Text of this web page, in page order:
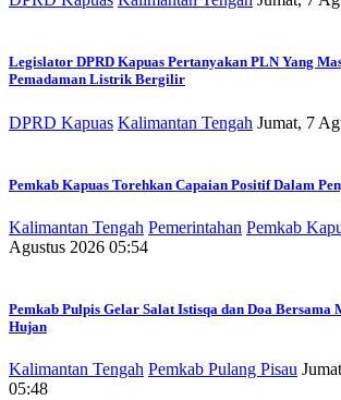
Legislator DPRD Kapuas Pertanyakan PLN Yang
Pemadaman Listrik Bergilir
DPRD Kapuas Kalimantan Tengah Jumat, 7
Pemkab Kapuas Torehkan Capaian Positif Dalam
Kalimantan Tengah Pemerintahan Pemkab
Agustus 2026 05:54
Pemkab Pulpis Gelar Salat Istisqa dan Doa Bersama
Hujan
Kalimantan Tengah Pemkab Pulang Pisau
05:48